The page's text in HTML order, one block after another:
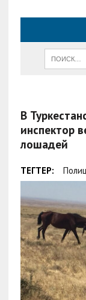
В
инспектор
лошадей
ТЕГТЕР: